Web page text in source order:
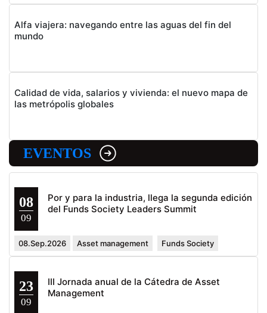
Alfa viajera: navegando entre las aguas del fin del
mundo
Calidad de vida, salarios y vivienda: el nuevo mapa de
las metrópolis globales
EVENTOS
08
09
Por y para la industria, llega la segunda edición
del Funds Society Leaders Summit
08.Sep.2026 Asset management Funds Society
23
09
III Jornada anual de la Cátedra de Asset
Management